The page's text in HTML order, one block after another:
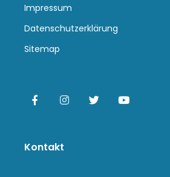
Impressum
Datenschutzerklärung
Sitemap
Kontakt